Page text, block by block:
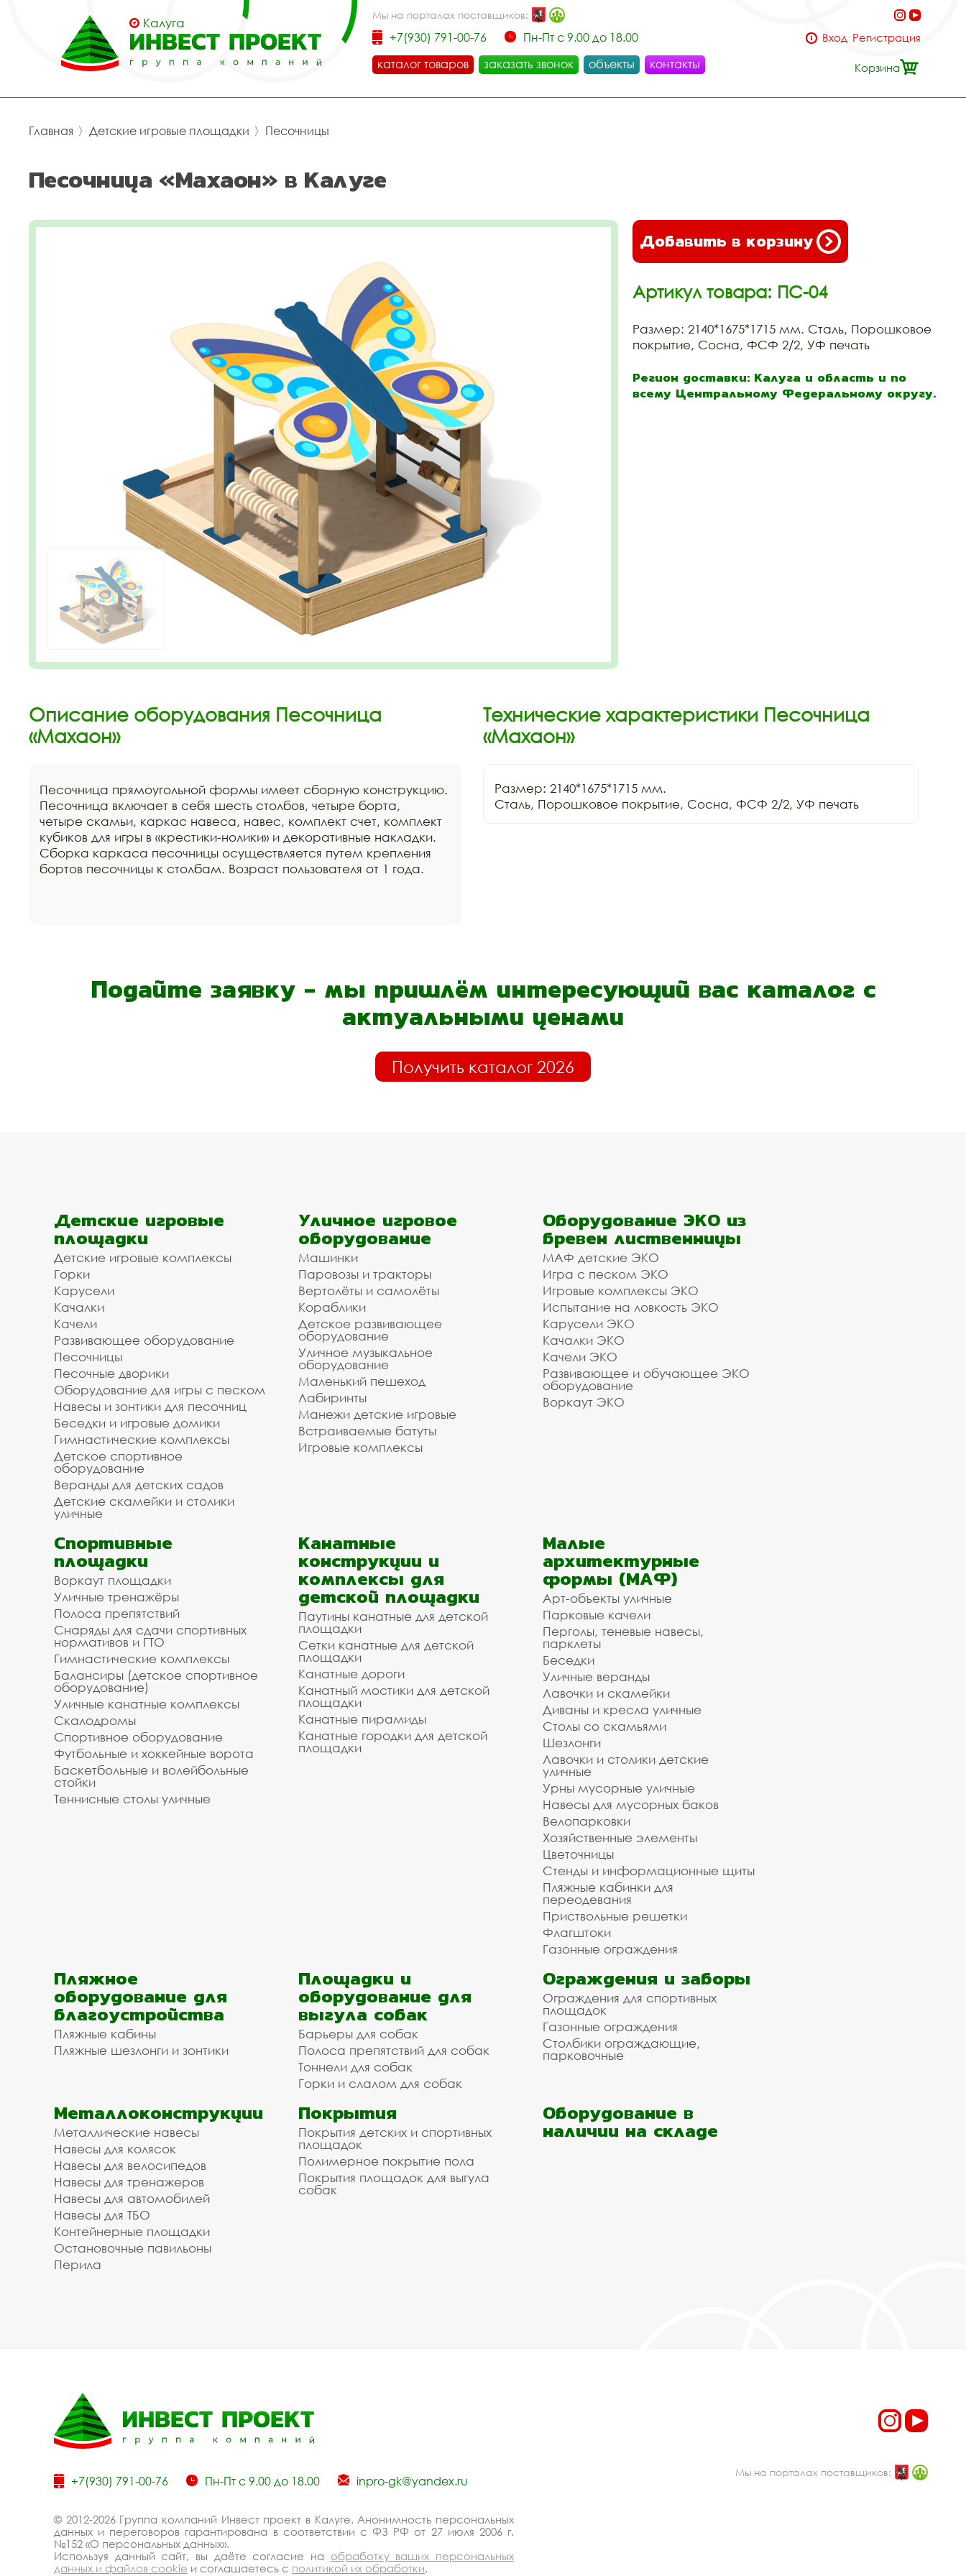
Калуга
Мы на порталах поставщиков:
+7(930) 791-00-76
Пн-Пт с 9.00 до 18.00
каталог товаров
заказать звонок объекты контакты
Вход Регистрация
Корзина
Главная 〉 Детские игровые площадки 〉 Песочницы
Песочница «Махаон» в Калуге
Добавить в корзину
Артикул товара: ПС-04
Размер: 2140*1675*1715 мм. Сталь, Порошковое
покрытие, Сосна, ФСФ 2/2, УФ печать
Регион доставки: Калуга и область и по
всему Центральному Федеральному округу.
Описание оборудования Песочница
«Махаон»
Песочница прямоугольной формы имеет сборную конструкцию.
Песочница включает в себя шесть столбов, четыре борта,
четыре скамьи, каркас навеса, навес, комплект счет, комплект
кубиков для игры в «крестики-нолики» и декоративные накладки.
Сборка каркаса песочницы осуществляется путем крепления
бортов песочницы к столбам. Возраст пользователя от 1 года.
Технические характеристики Песочница
«Махаон»
Размер: 2140*1675*1715 мм.
Сталь, Порошковое покрытие, Сосна, ФСФ 2/2, УФ печать
Подайте заявку - мы пришлём интересующий вас каталог с
актуальными ценами
Получить каталог 2026
Детские игровые
площадки
Детские игровые комплексы
Горки
Карусели
Качалки
Качели
Развивающее оборудование
Песочницы
Песочные дворики
Оборудование для игры с песком
Навесы и зонтики для песочниц
Беседки и игровые домики
Гимнастические комплексы
Детское спортивное
оборудование
Веранды для детских садов
Детские скамейки и столики
уличные
Уличное игровое
оборудование
Машинки
Паровозы и тракторы
Вертолёты и самолёты
Кораблики
Детское развивающее
оборудование
Уличное музыкальное
оборудование
Маленький пешеход
Лабиринты
Манежи детские игровые
Встраиваемые батуты
Игровые комплексы
Оборудование ЭКО из
бревен лиственницы
МАФ детские ЭКО
Игра с песком ЭКО
Игровые комплексы ЭКО
Испытание на ловкость ЭКО
Карусели ЭКО
Качалки ЭКО
Качели ЭКО
Развивающее и обучающее ЭКО
оборудование
Воркаут ЭКО
Спортивные
площадки
Воркаут площадки
Уличные тренажёры
Полоса препятствий
Снаряды для сдачи спортивных
нормативов и ГТО
Гимнастические комплексы
Балансиры (детское спортивное
оборудование)
Уличные канатные комплексы
Скалодромы
Спортивное оборудование
Футбольные и хоккейные ворота
Баскетбольные и волейбольные
стойки
Теннисные столы уличные
Канатные
конструкции и
комплексы для
детской площадки
Паутины канатные для детской
площадки
Сетки канатные для детской
площадки
Канатные дороги
Канатный мостики для детской
площадки
Канатные пирамиды
Канатные городки для детской
площадки
Малые
архитектурные
формы (МАФ)
Арт-объекты уличные
Парковые качели
Перголы, теневые навесы,
парклеты
Беседки
Уличные веранды
Лавочки и скамейки
Диваны и кресла уличные
Столы со скамьями
Шезлонги
Лавочки и столики детские
уличные
Урны мусорные уличные
Навесы для мусорных баков
Велопарковки
Хозяйственные элементы
Цветочницы
Стенды и информационные щиты
Пляжные кабинки для
переодевания
Приствольные решетки
Флагштоки
Газонные ограждения
Пляжное
оборудование для
благоустройства
Пляжные кабины
Пляжные шезлонги и зонтики
Площадки и
оборудование для
выгула собак
Барьеры для собак
Полоса препятствий для собак
Тоннели для собак
Горки и слалом для собак
Ограждения и заборы
Ограждения для спортивных
площадок
Газонные ограждения
Столбики ограждающие,
парковочные
Металлоконструкции
Металлические навесы
Навесы для колясок
Навесы для велосипедов
Навесы для тренажеров
Навесы для автомобилей
Навесы для ТБО
Контейнерные площадки
Остановочные павильоны
Перила
Покрытия
Покрытия детских и спортивных
площадок
Полимерное покрытие пола
Покрытия площадок для выгула
собак
Оборудование в
наличии на складе
+7(930) 791-00-76 Пн-Пт с 9.00 до 18.00 inpro-gk@yandex.ru
Мы на порталах поставщиков:
© 2012-2026 Группа компаний Инвест проект в Калуге. Анонимность персональных
данных и переговоров гарантирована в соответствии с ФЗ РФ от 27 июля 2006 г.
№152 «О персональных данных».
Используя данный сайт, вы даёте согласие на обработку ваших персональных
данных и файлов cookie и соглашаетесь с политикой их обработки.